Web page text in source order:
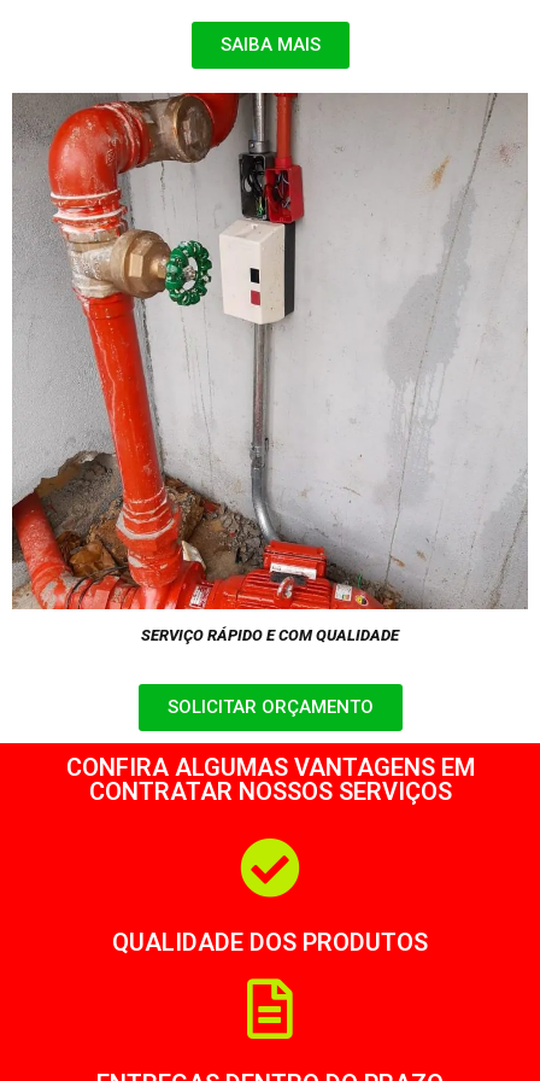
SAIBA MAIS
SERVIÇO RÁPIDO E COM QUALIDADE
SOLICITAR ORÇAMENTO
CONFIRA ALGUMAS VANTAGENS EM
CONTRATAR NOSSOS SERVIÇOS
QUALIDADE DOS PRODUTOS